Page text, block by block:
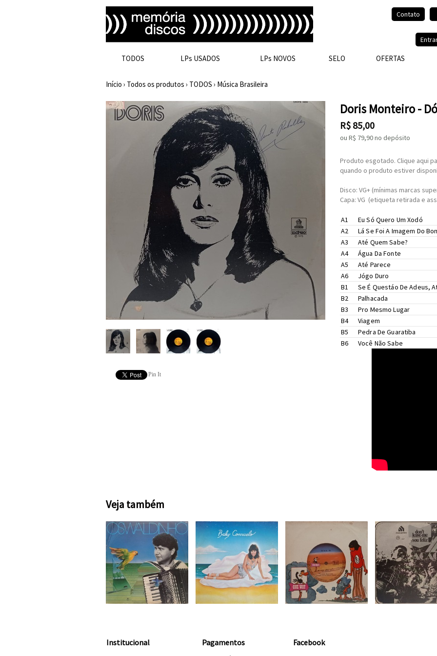
Contato
TODOS LPs USADOS LPs NOVOS SELO OFERTAS
Início › Todos os produtos › TODOS › Música Brasileira
Pin It
Doris Monteiro -
R$ 85,00
ou R$ 79,90no depósito
Produto esgotado. Clique aqui
quando o produto estiver
Disco: VG+ (mínimas marcas
Capa: VG (etiqueta retirada e
A1 Eu Só Quero Um Xodó
Written-By –Anastácia
A2 Lá Se Foi A Imagem Do
Written-By –Jon Lemos,
A3 Até Quem Sabe?
Written-By –João Donato
A4 Água Da Fonte
Written-By –Nenéo
A5 Até Parece
Written-By –
A6 Jógo Duro
Written-By –
B1 Se É Questáo De Adeus,
Written-By –Tom-Dito*
B2 Palhacada
Written-By –
B3 Pro Mesmo Lugar
Written-By –Claudio Moreno
B4 Viagem
Written-By –
B5 Pedra De Guaratiba
Written-By –Luiz Antonio
B6 Você Não Sabe
Veja também
Institucional Pagamentos Facebook